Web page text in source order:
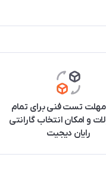
مهلت تست فنی برای تمام
و امکان انتخاب گارانتی
رایان دیجیت